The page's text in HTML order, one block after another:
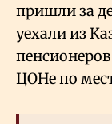
пришли за
уехали из
ЦОНе по